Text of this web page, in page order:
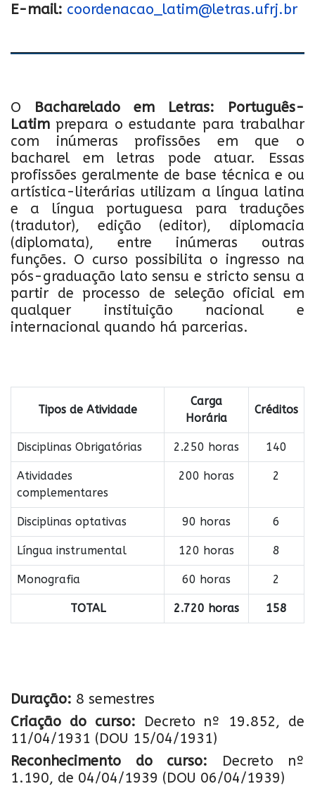
E-mail: coordenacao_latim@letras.ufrj.br
O Bacharelado em Letras: Português-
Latim prepara o estudante para trabalhar
com inúmeras profissões em que o
bacharel em letras pode atuar. Essas
profissões geralmente de base técnica e ou
artística-literárias utilizam a língua latina
e a língua portuguesa para traduções
(tradutor), edição (editor), diplomacia
(diplomata), entre inúmeras outras
funções. O curso possibilita o ingresso na
pós-graduação lato sensu e stricto sensu a
partir de processo de seleção oficial em
qualquer instituição nacional e
internacional quando há parcerias.
Tipos de Atividade
Carga
Horária
Créditos
Disciplinas Obrigatórias 2.250 horas 140
Atividades
complementares
200 horas 2
Disciplinas optativas 90 horas 6
Língua instrumental 120 horas 8
Monografia 60 horas 2
TOTAL 2.720 horas 158
Duração: 8 semestres
Criação do curso: Decreto nº 19.852, de
11/04/1931 (DOU 15/04/1931)
Reconhecimento do curso: Decreto nº
1.190, de 04/04/1939 (DOU 06/04/1939)